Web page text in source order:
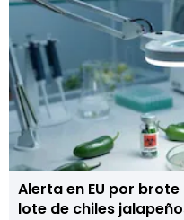
Alerta en EU por
lote de chiles